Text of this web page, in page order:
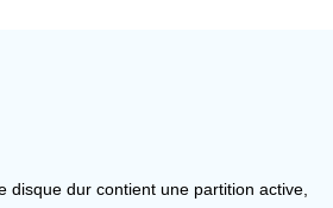
disque dur contient une partition active,